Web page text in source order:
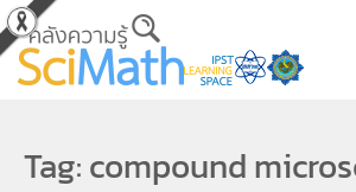
Skip to main content
Tag: compound